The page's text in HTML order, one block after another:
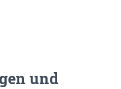
und